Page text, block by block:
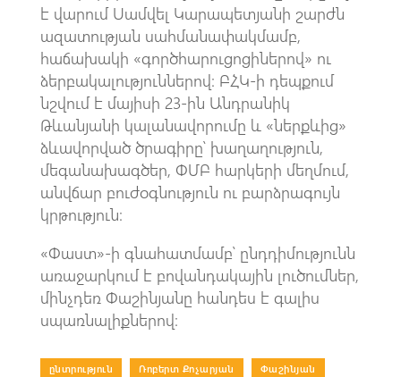
է վարում Սամվել Կարապետյանի շարժն
ազատության սահմանափակմամբ,
հաճախակի «գործհարուցոցիներով» ու
ձերբակալություններով։ ԲՀԿ-ի դեպքում
նշվում է մայիսի 23-ին Անդրանիկ
Թևանյանի կալանավորումը և «ներքևից»
ձևավորված ծրագիրը՝ խաղաղություն,
մեգանախագծեր, ՓՄԲ հարկերի մեղմում,
անվճար բուժօգնություն ու բարձրագույն
կրթություն։
«Փաստ»-ի գնահատմամբ՝ ընդդիմությունն
առաջարկում է բովանդակային լուծումներ,
մինչդեռ Փաշինյանը հանդես է գալիս
սպառնալիքներով։
ընտրություն Ռոբերտ Քոչարյան Փաշինյան